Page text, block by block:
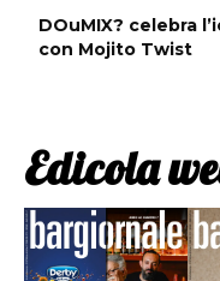
DOuMIX? celebra
con Mojito Twist
Edicola